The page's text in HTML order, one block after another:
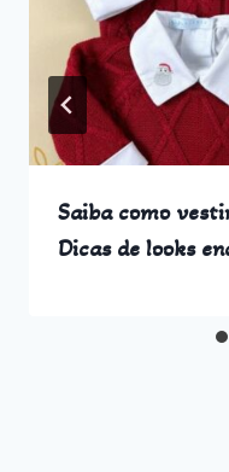
Saiba como
Dicas de looks